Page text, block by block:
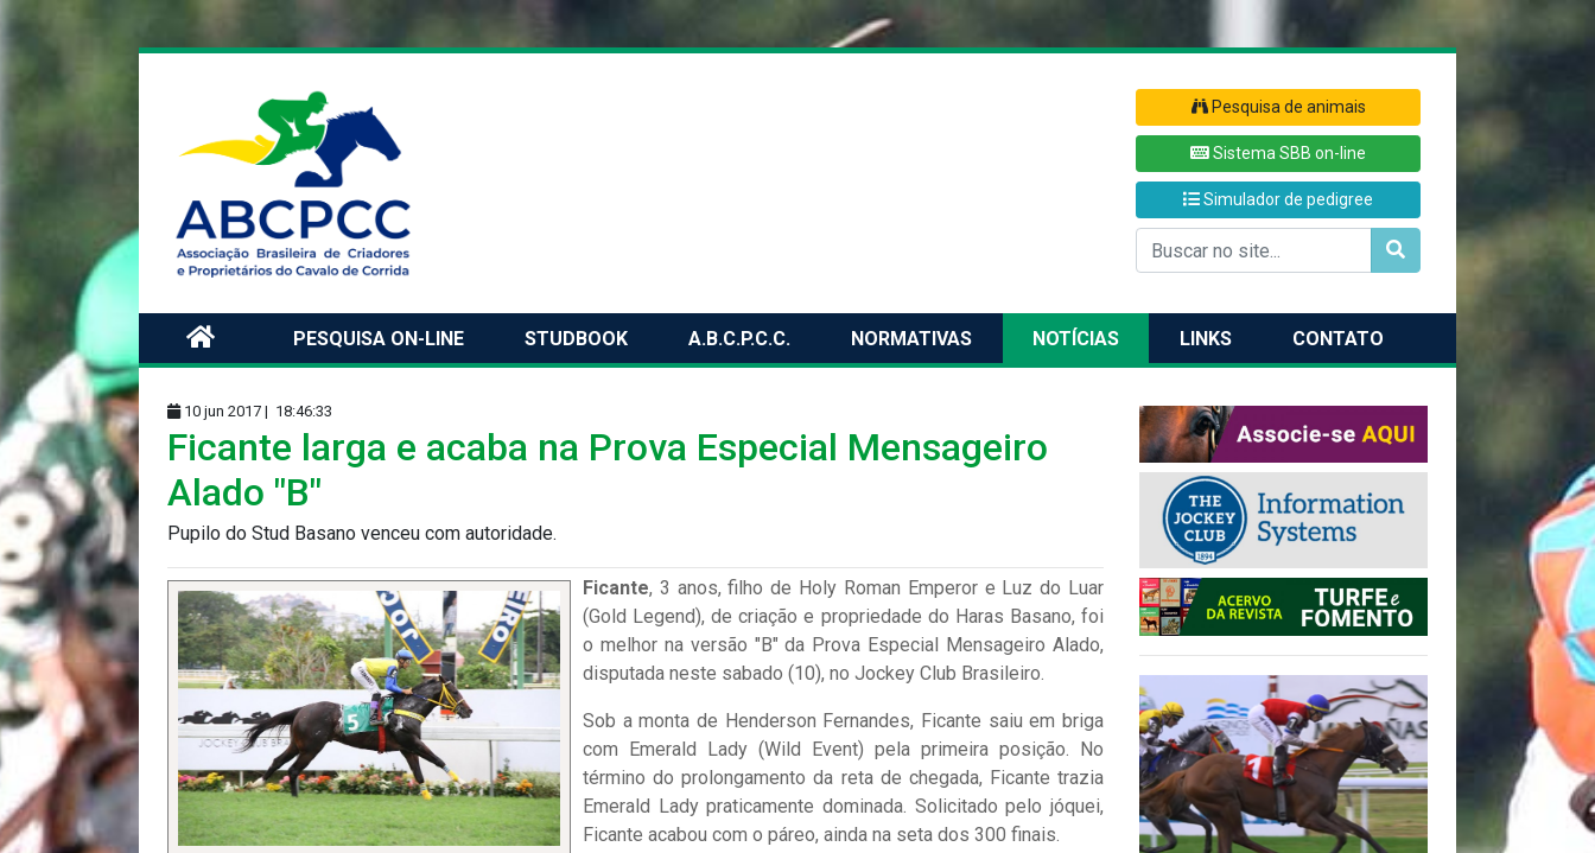
Pesquisa de animais
Sistema SBB on-line
Simulador de pedigree
PESQUISA ON-LINE STUDBOOK A.B.C.P.C.C. NORMATIVAS NOTÍCIAS LINKS CONTATO
10 jun 2017 | 18:46:33
Ficante larga e acaba na Prova Especial Mensageiro
Alado "B"
Pupilo do Stud Basano venceu com autoridade.
Ficante, 3 anos, filho de Holy Roman Emperor e Luz do Luar
(Gold Legend), de criação e propriedade do Haras Basano, foi
o melhor na versão "B" da Prova Especial Mensageiro Alado,
disputada neste sabado (10), no Jockey Club Brasileiro.
Sob a monta de Henderson Fernandes, Ficante saiu em briga
com Emerald Lady (Wild Event) pela primeira posição. No
término do prolongamento da reta de chegada, Ficante trazia
Emerald Lady praticamente dominada. Solicitado pelo jóquei,
Ficante acabou com o páreo, ainda na seta dos 300 finais.